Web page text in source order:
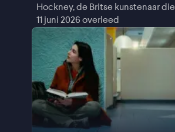
Hockney, de Britse kunstenaar die
11 juni 2026 overleed